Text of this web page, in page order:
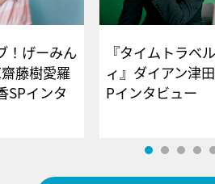
！げーみん
藤樹愛羅
SPインタ
『タイムトラベ
ィ』ダイアン津
Pインタビ